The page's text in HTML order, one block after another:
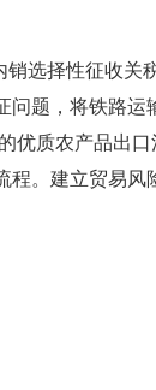
销选择性征收关
问题，将铁路运
优质农产品出口
程。建立贸易风